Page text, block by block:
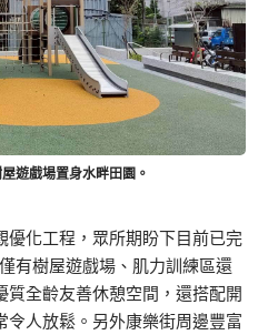
遊戲場置身水畔田園。
優化工程，眾所期盼下目前已完
有樹屋遊戲場、肌力訓練區還
全齡友善休憩空間，還搭配開
令人放鬆。另外康樂街周邊豐富